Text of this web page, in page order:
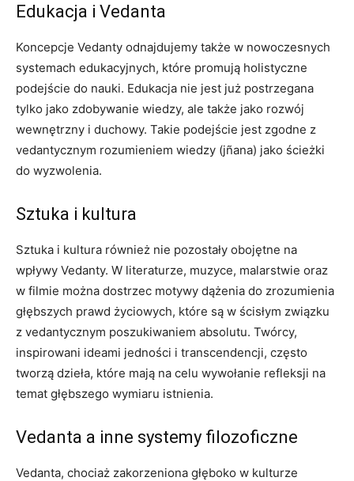
Edukacja i Vedanta
Koncepcje Vedanty odnajdujemy także w nowoczesnych
systemach edukacyjnych, które promują holistyczne
podejście do nauki. Edukacja nie jest już postrzegana
tylko jako zdobywanie wiedzy, ale także jako rozwój
wewnętrzny i duchowy. Takie podejście jest zgodne z
vedantycznym rozumieniem wiedzy (jñana) jako ścieżki
do wyzwolenia.
Sztuka i kultura
Sztuka i kultura również nie pozostały obojętne na
wpływy Vedanty. W literaturze, muzyce, malarstwie oraz
w filmie można dostrzec motywy dążenia do zrozumienia
głębszych prawd życiowych, które są w ścisłym związku
z vedantycznym poszukiwaniem absolutu. Twórcy,
inspirowani ideami jedności i transcendencji, często
tworzą dzieła, które mają na celu wywołanie refleksji na
temat głębszego wymiaru istnienia.
Vedanta a inne systemy filozoficzne
Vedanta, chociaż zakorzeniona głęboko w kulturze